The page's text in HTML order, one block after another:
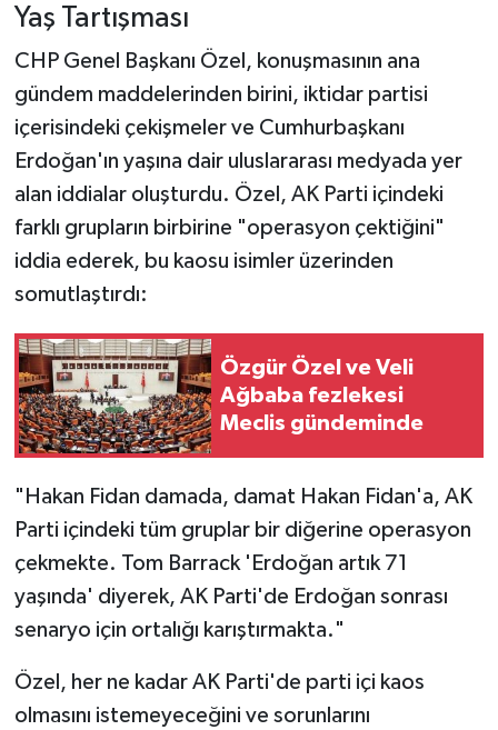
Yaş Tartışması
CHP Genel Başkanı Özel, konuşmasının ana
gündem maddelerinden birini, iktidar partisi
içerisindeki çekişmeler ve Cumhurbaşkanı
Erdoğan'ın yaşına dair uluslararası medyada yer
alan iddialar oluşturdu. Özel, AK Parti içindeki
farklı grupların birbirine "operasyon çektiğini"
iddia ederek, bu kaosu isimler üzerinden
somutlaştırdı:
Özgür Özel ve Veli
Ağbaba fezlekesi
Meclis gündeminde
"Hakan Fidan damada, damat Hakan Fidan'a, AK
Parti içindeki tüm gruplar bir diğerine operasyon
çekmekte. Tom Barrack 'Erdoğan artık 71
yaşında' diyerek, AK Parti'de Erdoğan sonrası
senaryo için ortalığı karıştırmakta."
Özel, her ne kadar AK Parti'de parti içi kaos
olmasını istemeyeceğini ve sorunlarını